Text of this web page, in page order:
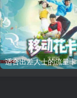
适合出差人士的流量卡